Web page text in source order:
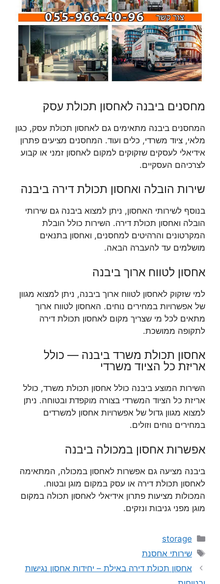
מחסנים ביבנה לאחסון תכולת עסק
המחסנים ביבנה מתאימים גם לאחסון תכולת עסק, כגון
מלאי, ציוד משרדי, כלים ועוד. המחסנים מציעים פתרון
אידיאלי לעסקים שזקוקים למקום לאחסון זמני או קבוע
לצרכיהם העסקיים.
שירות הובלה ואחסון תכולת דירה ביבנה
בנוסף לשירותי האחסון, ניתן למצוא ביבנה גם שירותי
הובלה ואחסון תכולת דירה. השירות כולל הובלת
המקרטונים והרהיטים למחסנים, ואחסון בתנאים
מושלמים עד להעברה הבאה.
אחסון לטווח ארוך ביבנה
למי שזקוק לאחסון לטווח ארוך ביבנה, ניתן למצוא מגוון
של אפשרויות במחירים נוחים. האחסון לטווח ארוך
מתאים לכל מי שצריך מקום לאחסון תכולת דירה
לתקופה ממושכת.
אחסון תכולת משרד ביבנה — כולל
אריזת כל הציוד משרדי
השירות המוצע ביבנה כולל אחסון תכולת משרד, כולל
אריזת כל הציוד המשרדי בצורה מוקפדת ובטוחה. ניתן
למצוא מגוון גדול של אפשרויות אחסון למשרדים
במחירים נוחים וזולים.
אפשרות אחסון במכולה ביבנה
ביבנה מציעה גם אפשרות לאחסון במכולה, המתאימה
לאחסון תכולת דירה או עסק במקום מוגן ובטוח.
המכולות מציעות פתרון אידיאלי לאחסון תכולה במקום
מוגן מפני גניבות ונזקים.
קטגוריות
storage
תגיות
שירותי אחסנת
אחסון תכולת דירה באילת – יחידות אחסון נגישות